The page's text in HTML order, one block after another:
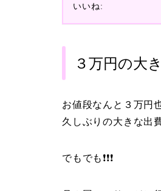
いいね:
３万円の大
お値段なんと３万円也
久しぶりの大きな出
でもでも❗❗❗